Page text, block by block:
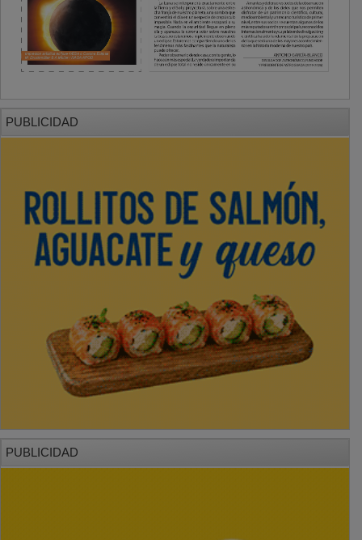
PUBLICIDAD
PUBLICIDAD